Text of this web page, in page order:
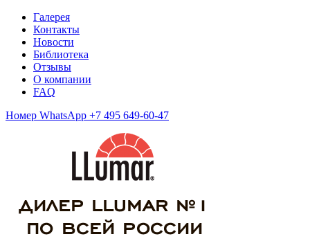
Галерея
Контакты
Новости
Библиотека
Отзывы
О компании
FAQ
Номер WhatsApp +7 495 649-60-47